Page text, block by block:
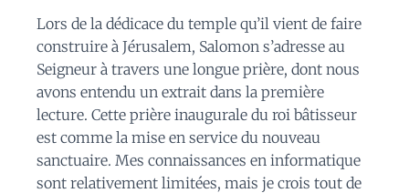
Lors de la dédicace du temple qu’il vient de faire
construire à Jérusalem, Salomon s’adresse au
Seigneur à travers une longue prière, dont nous
avons entendu un extrait dans la première
lecture. Cette prière inaugurale du roi bâtisseur
est comme la mise en service du nouveau
sanctuaire. Mes connaissances en informatique
sont relativement limitées, mais je crois tout de